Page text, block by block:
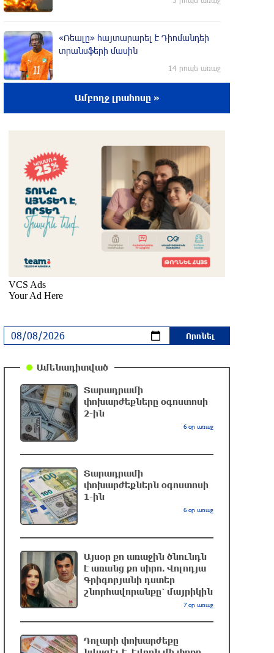
«Ռեալը» հայտարարել է Դիոմանդեի
տրանսֆերի մասին
14 րոպե առաջ
Վանաձորում բшխվել են «Jeep
Մասկը մերժել է Կիևի խնդրանքը՝
օգտագործել Starlink-ը Ռուսաստանի
դեմ հարվшծները կառավարելու
համար
մեկ ժամ առաջ
Ստեփանավանում ռուս կին է փորձել
ինքնասպան լինել
ԱՄՆ վերաքննիչ դատարանը
արգելափակել է Թրամփի 400 միլիոն
դոլար արժողությամբ Սպիտակ տան
պարահանդեսային դահլիճի
նախագիծը
Փրկարարները հայտանաբերել են
մոլորված զբոսաշրջիկներին
Սարյան փողոցի բնակարաններից
մեկում պայթյունի հետևանքով 55-
ամյա տղամարդը այրվածքներով
տեղափոխվել է «Այրվածքաբանության
ազգային կենտրոն»
2 ժամ առաջ
Ամբողջ լրահոսը »
Ամենադիտված
Տարադրամի
փոխարժեքները օգոստոսի
2-ին
6 օր առաջ
Տարադրամի
փոխարժեքներն օգոստոսի
1-ին
6 օր առաջ
Այսօր քո առաջին ծնունդն
է առանց քո սիրո. Վոլոդյա
Գրիգորյանի դստեր
շնորհավորանքը՝ մայրիկին
7 օր առաջ
Դոլարի փոխարժեքը